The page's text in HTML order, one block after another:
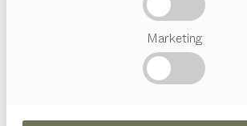
Marketing
Referenzen Kontakt